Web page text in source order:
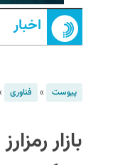
اخبار
پیوست » فناوری
بازار